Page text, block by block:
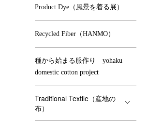
Product Dye（風景を着る展）
Recycled Fiber（HANMO）
種から始まる服作り yohaku
domestic cotton project
Traditional Textile（産地の
布）